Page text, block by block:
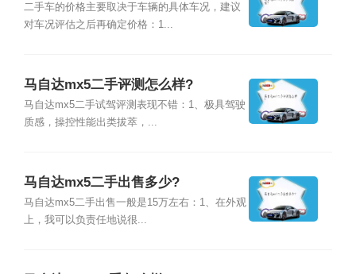
二手车的价格主要取决于车辆的具体车况，建议
对车况评估之后再确定价格：1...
马自达mx5二手评测怎么样?
马自达mx5二手试驾评测表现不错：1、极具驾驶
质感，操控性能出类拔萃，...
马自达mx5二手出售多少?
马自达mx5二手出售一般是15万左右：1、在外观
上，我可以负责任地说很...